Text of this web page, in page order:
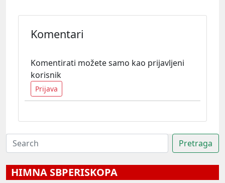
Komentari
Komentirati možete samo kao prijavljeni
korisnik
Prijava
HIMNA SBPERISKOPA